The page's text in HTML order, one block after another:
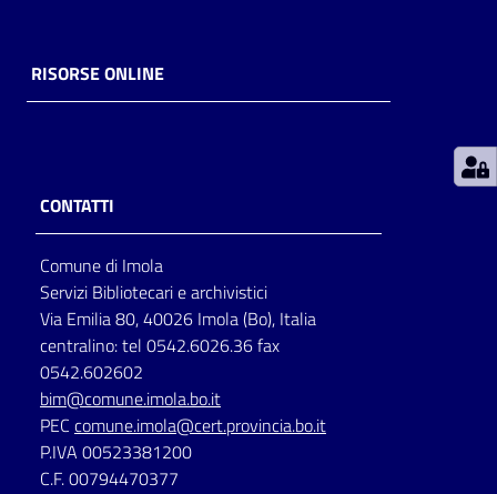
storico
per
lettura
Seguici
su
RISORSE ONLINE
CONTATTI
Comune di Imola
Servizi Bibliotecari e archivistici
Via Emilia 80, 40026 Imola (Bo), Italia
centralino: tel 0542.6026.36 fax
0542.602602
bim@comune.imola.bo.it
PEC comune.imola@cert.provincia.bo.it
P.IVA 00523381200
C.F. 00794470377